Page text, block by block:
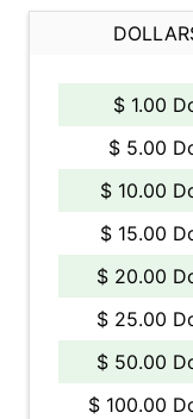
$ 1.00
$ 5.00
$ 10.00
$ 15.00
$ 20.00
$ 25.00
$ 50.00
$ 100.00